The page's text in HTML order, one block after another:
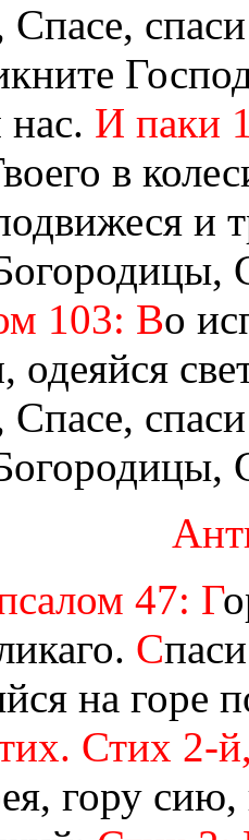
И паки
в
и
103: Во
одеяйся
47: Г
С
на
Стих 2-
гору